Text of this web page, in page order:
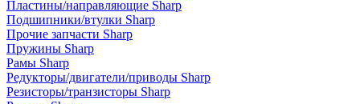
Пластины/направляющие Sharp
Подшипники/втулки Sharp
Прочие запчасти Sharp
Пружины Sharp
Рамы Sharp
Редукторы/двигатели/приводы Sharp
Резисторы/транзисторы Sharp